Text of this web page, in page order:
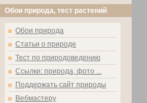
Обои природа, тест растений
Обои природа
Статьи о природе
Тест по природоведению
Ссылки: природа, фото ...
Поддержать сайт природы
Вебмастеру